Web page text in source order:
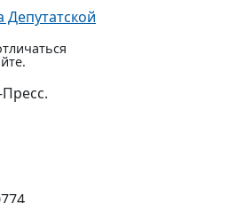
Депутатской